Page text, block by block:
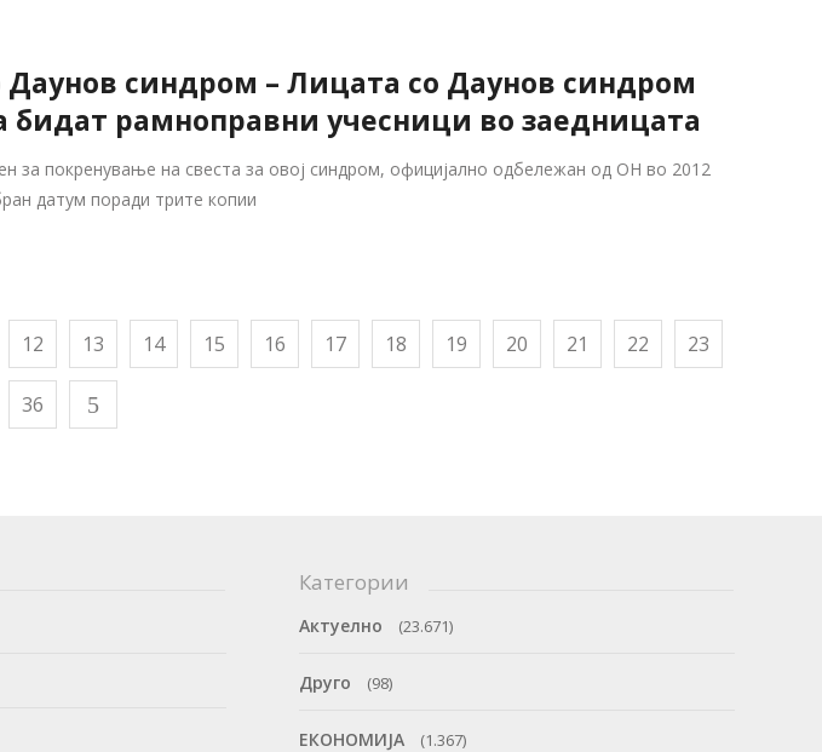
Даунов синдром – Лицата со Даунов синдром
бидат рамноправни учесници во заедницата
за покренување на свеста за овој синдром, официјално одбележан од ОН во 2012
датум поради трите копии
12 13 14 15 16 17 18 19 20 21 22 23
36
Категории
Актуелно (23.671)
Друго (98)
ЕКОНОМИЈА (1.367)